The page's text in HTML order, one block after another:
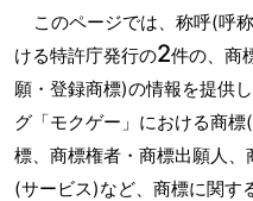
このページでは、称呼(呼
ける特許庁発行の2件の、商
願・登録商標)の情報を提供
グ「モクゲー」における商
標、商標権者・商標出願人
(サービス)など、商標に関す